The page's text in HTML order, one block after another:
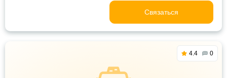
Связаться
4.4 0